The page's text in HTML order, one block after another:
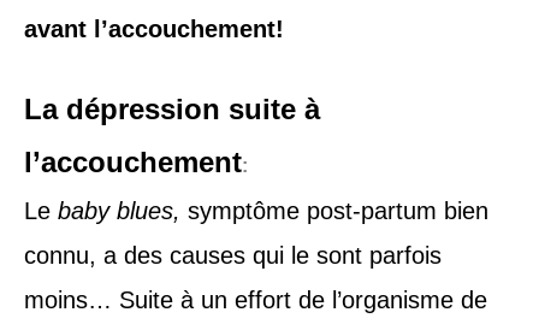
avant l’accouchement!
La dépression suite à
l’accouchement:
Le baby blues, symptôme post-partum bien
connu, a des causes qui le sont parfois
moins… Suite à un effort de l’organisme de